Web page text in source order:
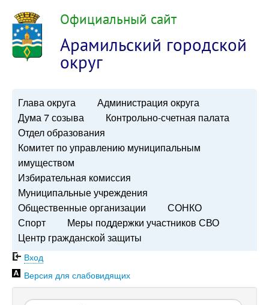
Официальный сайт
Арамильский городской
округ
Глава округа
Администрация округа
Дума 7 созыва
Контрольно-счетная палата
Отдел образования
Комитет по управлению муниципальным
имуществом
Избирательная комиссия
Муниципальные учреждения
Общественные организации
СОНКО
Спорт
Меры поддержки участников СВО
Центр гражданской защиты
Вход
Версия для слабовидящих